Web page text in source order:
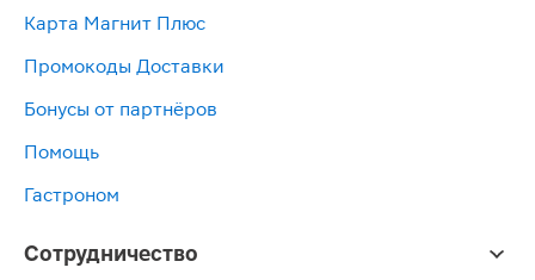
Карта Магнит Плюс
Промокоды Доставки
Бонусы от партнёров
Помощь
Гастроном
Сотрудничество